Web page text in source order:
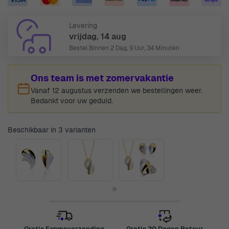
Levering
vrijdag, 14 aug
Bestel Binnen 2 Dag, 9 Uur, 34 Minuten
Ons team is met zomervakantie
Vanaf 12 augustus verzenden we bestellingen weer.
Bedankt voor uw geduld.
Beschikbaar in 3 varianten